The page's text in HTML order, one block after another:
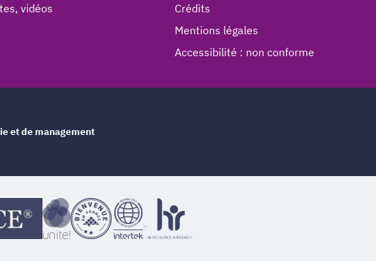
vidéos
Crédits
Mentions légales
Accessibilité : non conforme
et de management